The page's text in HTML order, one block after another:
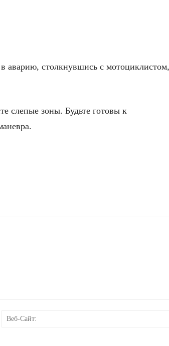
аварию, столкнувшись с мотоциклистом,
слепые зоны. Будьте готовы к